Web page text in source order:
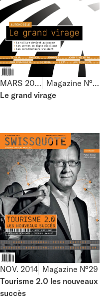
MARS 2015
Magazine N°31
Le grand virage
NOV. 2014 Magazine N°29
Tourisme 2.0 les nouveaux
succès